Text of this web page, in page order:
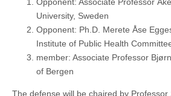
Opponent: Associate Professor
University, Sweden
Opponent: Ph.D. Merete Åse
Institute of Public Health
member: Associate Professor
of Bergen
The defense will be chaired by Professor